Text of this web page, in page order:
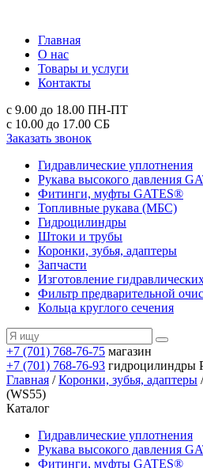
Главная
О нас
Товары и услуги
Контакты
с 9.00 до 18.00 ПН-ПТ
с 10.00 до 17.00 СБ
Заказать звонок
Гидравлические уплотнения
Рукава высокого давления
Фитинги, муфты GATES®
Топливные рукава (МБС)
Гидроцилиндры
Штоки и трубы
Коронки, зубья, адаптеры
Запчасти
Изготовление
Фильтр предварительной
Кольца круглого сечения
+7 (701) 768-76-75 магазин
+7 (701) 768-76-93 гидроцилиндры
Главная /Коронки, зубья, адаптеры
(WS55)
Каталог
Гидравлические уплотнения
Рукава высокого давления
Фитинги, муфты GATES®